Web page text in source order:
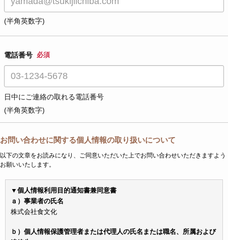
(半角英数字)
電話番号 必須
日中にご連絡の取れる電話番号
(半角英数字)
お問い合わせに関する個人情報の取り扱いについて
以下の文章をお読みになり、ご同意いただいた上でお問い合わせいただきますよう
お願いいたします。
▼個人情報利用目的通知書兼同意書
ａ）事業者の氏名
株式会社食文化
ｂ）個人情報保護管理者または代理人の氏名または職名、所属および